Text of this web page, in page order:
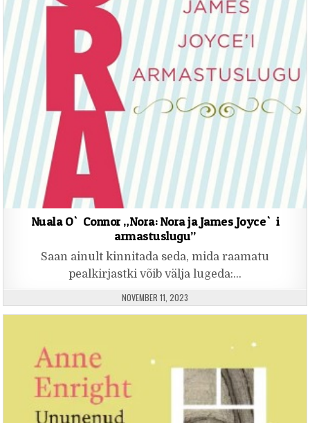
Nuala O`Connor „Nora: Nora ja James Joyce`i
armastuslugu”
Saan ainult kinnitada seda, mida raamatu
pealkirjastki võib välja lugeda:…
PUBLISHED DATE:
NOVEMBER 11, 2023